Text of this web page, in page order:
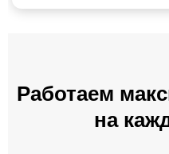
Работаем
на